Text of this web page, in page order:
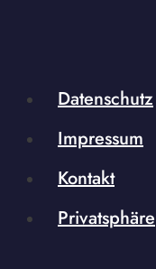
Datenschutz
Impressum
Kontakt
Privatsphäre